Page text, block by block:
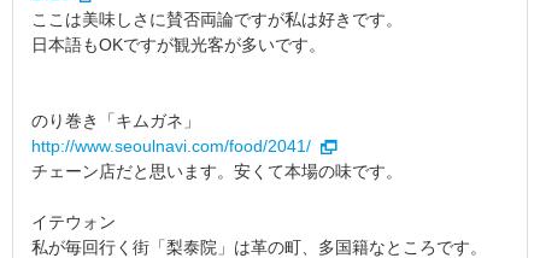
ここは美味しさに賛否両論ですが私は好きです。
日本語もOKですが観光客が多いです。
のり巻き「キムガネ」
http://www.seoulnavi.com/food/2041/
チェーン店だと思います。安くて本場の味です。
イテウォン
私が毎回行く街「梨泰院」は革の町、多国籍なところです。